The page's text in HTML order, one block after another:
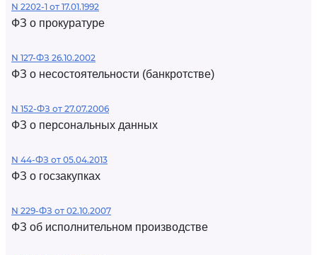
N 2202-1 от 17.01.1992
ФЗ о прокуратуре
N 127-ФЗ 26.10.2002
ФЗ о несостоятельности (банкротстве)
N 152-ФЗ от 27.07.2006
ФЗ о персональных данных
N 44-ФЗ от 05.04.2013
ФЗ о госзакупках
N 229-ФЗ от 02.10.2007
ФЗ об исполнительном производстве